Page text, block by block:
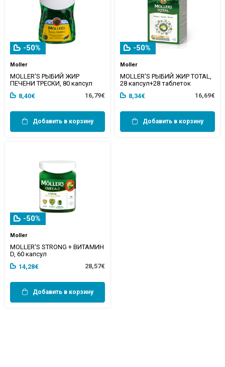
-50%
Moller
MOLLER'S РЫБИЙ ЖИР
ПЕЧЕНИ ТРЕСКИ, 80 капсул
8,40€
16,79€
Добавить в корзину
-50%
Moller
MOLLER'S РЫБИЙ ЖИР TOTAL,
28 капсул+28 таблеток
8,34€
16,69€
Добавить в корзину
-50%
Moller
MOLLER'S STRONG + ВИТАМИН
D, 60 капсул
14,28€
28,57€
Добавить в корзину